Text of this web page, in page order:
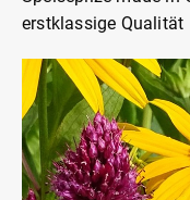
erstklassige Qualität